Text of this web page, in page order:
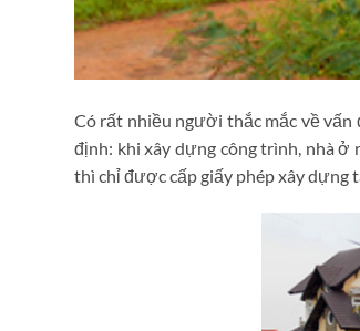
Có rất nhiều người thắc mắc về vấn
định: khi xây dựng công trình, nhà
thì chỉ được cấp giấy phép xây